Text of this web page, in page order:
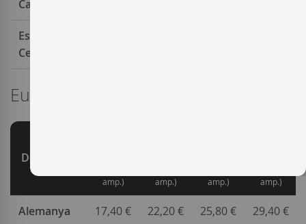
Canàries
Espanya -
Ceuta/Melilla
Europa
Destinació
amp.)
amp.)
amp.)
amp.)
Alemanya 17,40 € 22,20 € 25,80 € 29,40 €